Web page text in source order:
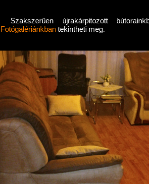
Szakszerűen újrakárpitozott
Fotógalériánkban tekintheti meg.